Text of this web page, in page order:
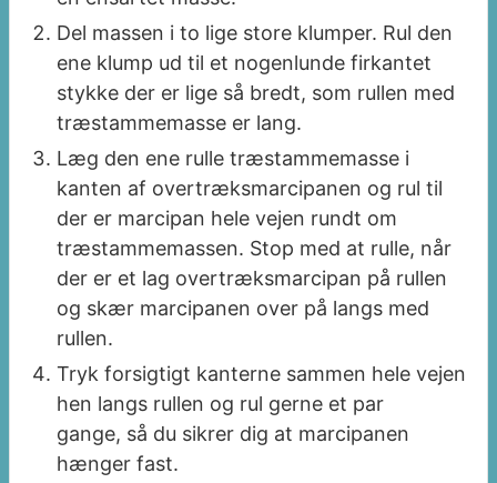
Del massen i to lige store klumper. Rul den
ene klump ud til et nogenlunde firkantet
stykke der er lige så bredt, som rullen med
træstammemasse er lang.
Læg den ene rulle træstammemasse i
kanten af overtræksmarcipanen og rul til
der er marcipan hele vejen rundt om
træstammemassen. Stop med at rulle, når
der er et lag overtræksmarcipan på rullen
og skær marcipanen over på langs med
rullen.
Tryk forsigtigt kanterne sammen hele vejen
hen langs rullen og rul gerne et par
gange, så du sikrer dig at marcipanen
hænger fast.